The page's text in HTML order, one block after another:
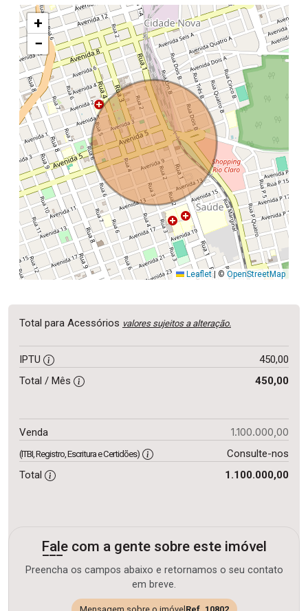
+
−
Leaflet | ©OpenStreetMap
Total para Acessórios valores sujeitos a alteração.
IPTU
450,00
Total / Mês
450,00
Venda 1.100.000,00
(ITBI, Registro, Escritura e Certidões)
Consulte-nos
Total
1.100.000,00
Fale com a gente sobre este imóvel
Preencha os campos abaixo e retornamos o seu contato
em breve.
Mensagem sobre o imóvelRef. 10802